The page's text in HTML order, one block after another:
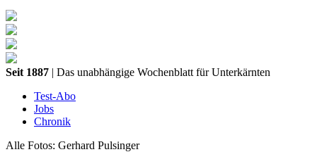
Seit 1887 | Das unabhängige Wochenblatt für Unterkärnten
Test-Abo
Jobs
Chronik
Alle Fotos: Gerhard Pulsinger